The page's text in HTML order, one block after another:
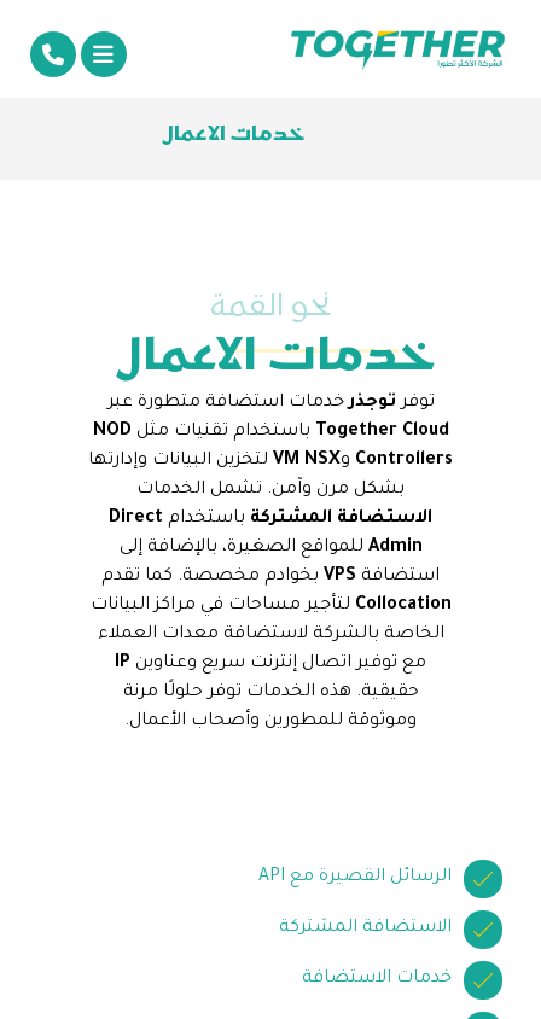
خدمات الاعمال
نحو القمة
خدمات الاعمال
توفر توجذرخدمات استضافة متطورة عبر
Together Cloud باستخدام تقنيات مثل NOD
Controllers وVM NSX لتخزين البيانات وإدارتها
بشكل مرن وآمن. تشمل الخدمات
الاستضافة المشتركة باستخدام Direct
Admin للمواقع الصغيرة، بالإضافة إلى
استضافة VPS بخوادم مخصصة. كما تقدم
Collocation لتأجير مساحات في مراكز البيانات
الخاصة بالشركة لاستضافة معدات العملاء
مع توفير اتصال إنترنت سريع وعناوين IP
حقيقية. هذه الخدمات توفر حلولًا مرنة
وموثوقة للمطورين وأصحاب الأعمال.
الرسائل القصيرة مع API
الاستضافة المشتركة
خدمات الاستضافة